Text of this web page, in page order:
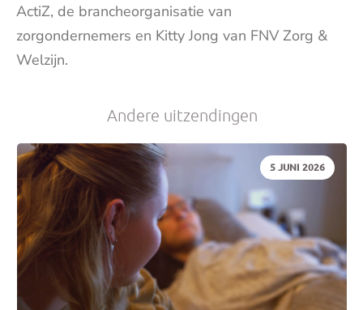
ActiZ, de brancheorganisatie van
zorgondernemers en Kitty Jong van FNV Zorg &
Welzijn.
Andere uitzendingen
DATUM:
5 JUNI 2026